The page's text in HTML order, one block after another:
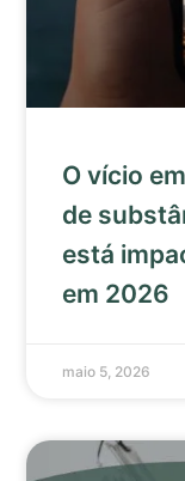
O vício
de
está
em 2026
maio 5, 2026